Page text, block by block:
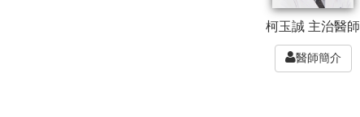
柯玉誠 主治醫師
醫師簡介